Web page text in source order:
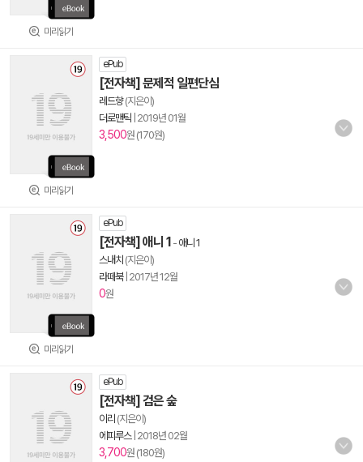
미리읽기
미리읽기
ePub
[전자책] 문제적 일편단심
레드향(지은이)
더로맨틱 2019년 01월
3,500원 (170원)
미리읽기
ePub
[전자책] 애니 1 - 애니 1
스내치 (지은이)
라떼북| 2017년 12월
0원
ePub
[전자책] 검은 숲
이리 (지은이)
에피루스| 2018년 02월
3,700원 (180원)